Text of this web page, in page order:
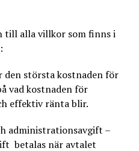
alla villkor som finns i
den största kostnaden för
vad kostnaden för
effektiv ränta blir.
administrationsavgift –
betalas när avtalet